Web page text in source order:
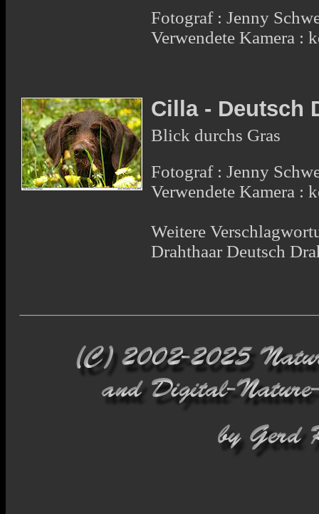
Fotograf : Jenny
Verwendete Kamera :
Cilla - Deutsch
Blick durchs Gras
Fotograf : Jenny
Verwendete Kamera :
Weitere
Drahthaar Deutsch